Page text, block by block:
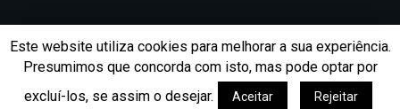
© 2026BIP Ficha Técnica Arquivo Contactos
Este website utiliza cookies para melhorar a sua experiência.
Presumimos que concorda com isto, mas pode optar por
excluí-los, se assim o desejar.
Aceitar Rejeitar